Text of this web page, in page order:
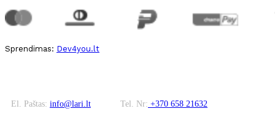
Sprendimas: Dev4you.lt
El. Paštas: info@lari.lt Tel. Nr: +370 658 21632